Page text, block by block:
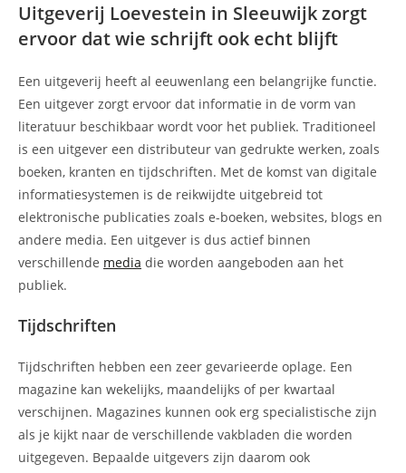
Uitgeverij Loevestein in Sleeuwijk zorgt
ervoor dat wie schrijft ook echt blijft
Een uitgeverij heeft al eeuwenlang een belangrijke functie.
Een uitgever zorgt ervoor dat informatie in de vorm van
literatuur beschikbaar wordt voor het publiek. Traditioneel
is een uitgever een distributeur van gedrukte werken, zoals
boeken, kranten en tijdschriften. Met de komst van digitale
informatiesystemen is de reikwijdte uitgebreid tot
elektronische publicaties zoals e-boeken, websites, blogs en
andere media. Een uitgever is dus actief binnen
verschillende media die worden aangeboden aan het
publiek.
Tijdschriften
Tijdschriften hebben een zeer gevarieerde oplage. Een
magazine kan wekelijks, maandelijks of per kwartaal
verschijnen. Magazines kunnen ook erg specialistische zijn
als je kijkt naar de verschillende vakbladen die worden
uitgegeven. Bepaalde uitgevers zijn daarom ook